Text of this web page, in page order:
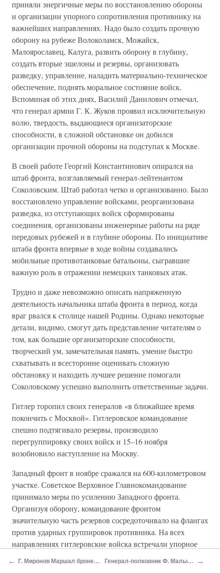
приняли энергичные меры по восстановлению обороны
и организации упорного сопротивления противнику на
важнейших направлениях. Надо было создать прочную
оборону на рубеже Волоколамск, Можайск,
Малоярославец, Калуга, развить оборону в глубину,
создать вторые эшелоны и резервы, организовать
разведку, управление, наладить материально-техническое
обеспечение, поднять моральное состояние войск.
Вспоминая об этих днях, Василий Данилович отмечал,
что генерал армии Г. К. Жуков проявил исключительную
волю, твердость, выдающиеся организаторские
способности, в сложной обстановке он добился
организации прочной обороны на подступах к Москве.
В своей работе Георгий Константинович опирался на
штаб фронта, возглавляемый генерал-лейтенантом
Соколовским. Штаб работал четко и организованно. Было
восстановлено управление войсками, реорганизована
разведка, из отступающих войск сформированы
соединения, организованы инженерные работы на ряде
передовых рубежей и в глубине обороны. По инициативе
штаба фронта впервые в ходе войны создавались
мобильные противотанковые батальоны, сыгравшие
важную роль в отражении немецких танковых атак.
Трудно и даже невозможно описать напряженную
деятельность начальника штаба фронта в период, когда
враг рвался к столице нашей Родины. Однако некоторые
детали, видимо, смогут дать представление читателям о
том, как большие организаторские способности,
творческий ум, замечательная память, умение быстро
схватывать и всесторонне оценивать сложную
обстановку и находить лучшее решение помогали
Соколовскому успешно выполнить ответственные задачи.
Гитлер торопил своих генералов «в ближайшее время
покончить с Москвой». Гитлеровское командование
спешно подтягивало резервы, производило
перегруппировку своих войск и 15–16 ноября
возобновило наступление на Москву.
Западный фронт в ноябре сражался на 600-километровом
участке. Советское Верховное Главнокомандование
принимало меры по усилению Западного фронта.
Организуя оборону, командование фронтом
значительную часть резервов сосредоточивало на флангах
против ударных группировок противника. На всех
направлениях гитлеровские войска встречали упорное
бои за города Клин, Солнечногорск, на Ленинградском и
← Г. Миронов Маршал бронетанковых войск Павел Рыбалко Генерал-полковник Ф. Малыхин Генерал армии Андрей Хрулев →